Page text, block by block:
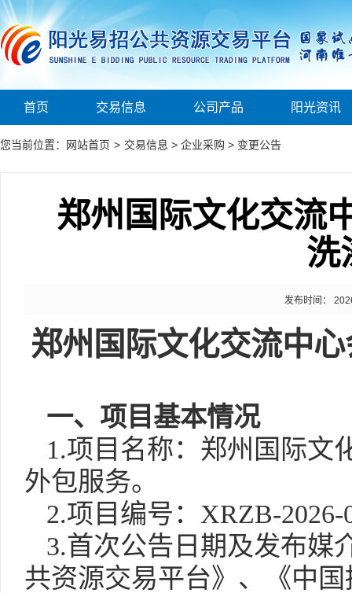
首页 交易信息 公司产品 阳光资讯
您当前位置： 网站首页 > 交易信息 > 企业采购 > 变更公告
郑州国际文化交流
洗
发布时间：
郑州国际文化交流中
一、 项目基本情况
1.项目名称：郑州国际文
外包服务。
2.项目编号：XRZB-2026-
3.首次公告日期及发布媒
共资源交易平台》、《中